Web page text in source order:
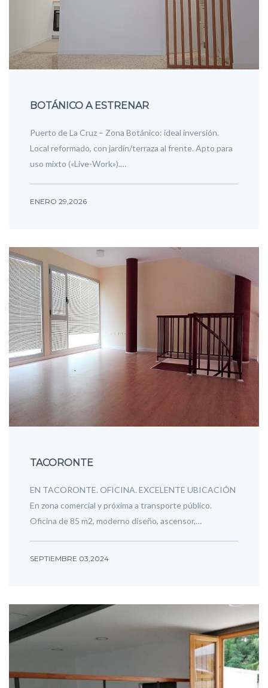
BOTÁNICO A ESTRENAR
Puerto de La Cruz – Zona Botánico: ideal inversión.
Local reformado, con jardín/terraza al frente. Apto para
uso mixto («Live-Work»).…
ENERO 29,2026
TACORONTE
EN TACORONTE. OFICINA. EXCELENTE UBICACIÓN
En zona comercial y próxima a transporte público.
Oficina de 85 m2, moderno diseño, ascensor,…
SEPTIEMBRE 03,2024